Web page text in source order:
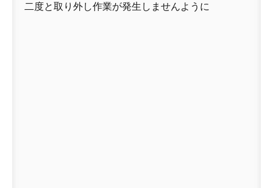
二度と取り外し作業が発生しませんように